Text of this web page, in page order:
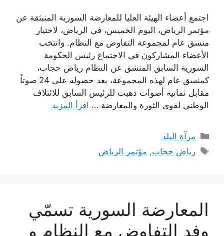
اجتمع أعضاء الهيئة العليا للمعارضة السورية المنبثقة عن
مؤتمر الرياض، اليوم الخميس، في الرياض، لاختيار
منسق عام لمجموعة التفاوض مع النظام. وانتخب
الأعضاء المشاركون في الاجتماع رئيس الحكومة
السورية السابق المنشق عن النظام رياض حجاب،
كمنسق عام لهذه المجموعة، بعد حصوله على 24 صوتاً
مقابل ثمانية أصوات ذهبت للرئيس السابق للائتلاف
الوطني لقوى الثورة والمعارضة … اقرأ المزيد
التصنيفات
مرآة البلد
الوسوم
رياض حجاب, مؤتمر الرياض
المعارضة السورية تسمّي
وفد التفاوض مع النظام و